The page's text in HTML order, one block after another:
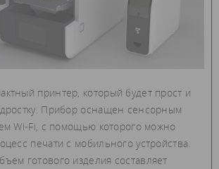
принтер, который будет прост и
Прибор оснащен сенсорным
Wi-Fi, с помощью которого можно
печати с мобильного устройства.
готового изделия составляет